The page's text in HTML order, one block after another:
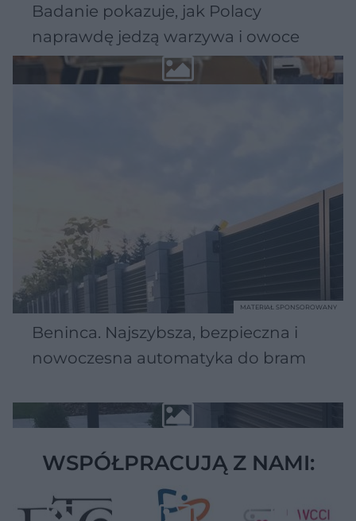
Badanie pokazuje, jak Polacy
naprawdę jedzą warzywa i owoce
Beninca. Najszybsza, bezpieczna i
nowoczesna automatyka do bram
MATERIAŁ SPONSOROWANY
WSPÓŁPRACUJĄ Z NAMI: